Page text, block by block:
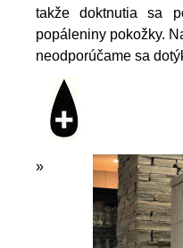
takže doktnutia sa
popáleniny pokožky.
neodporúčame sa
»